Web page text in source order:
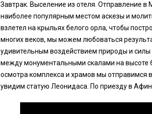
Завтрак. Выселение из отеля. Отправление
наиболее популярным местом аскезы и
взлетел на крыльях белого орла, чтобы
многих веков, мы можем любоваться
удивительным воздействием природы и
между монументальными скалами на высоте
осмотра комплекса и храмов мы
увидим статую Леонидаса. По приезду в